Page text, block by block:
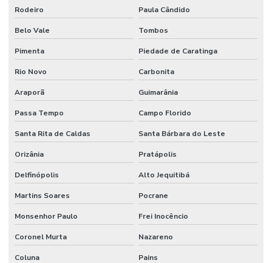
Rodeiro Paula Cândido
Belo Vale Tombos
Pimenta Piedade de Caratinga
Rio Novo Carbonita
Araporã Guimarânia
Passa Tempo Campo Florido
Santa Rita de Caldas Santa Bárbara do Leste
Orizânia Pratápolis
Delfinópolis Alto Jequitibá
Martins Soares Pocrane
Monsenhor Paulo Frei Inocêncio
Coronel Murta Nazareno
Coluna Pains